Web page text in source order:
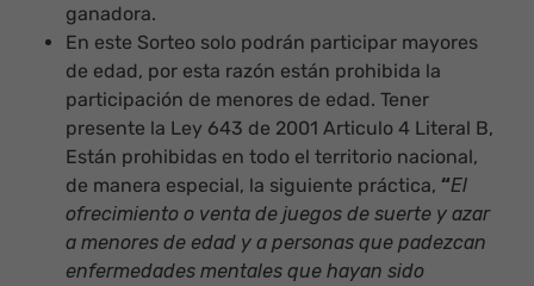
ganadora.
En este Sorteo solo podrán participar mayores
de edad, por esta razón están prohibida la
participación de menores de edad. Tener
presente la Ley 643 de 2001 Articulo 4 Literal B,
Están prohibidas en todo el territorio nacional,
de manera especial, la siguiente práctica, “El
ofrecimiento o venta de juegos de suerte y azar
a menores de edad y a personas que padezcan
enfermedades mentales que hayan sido